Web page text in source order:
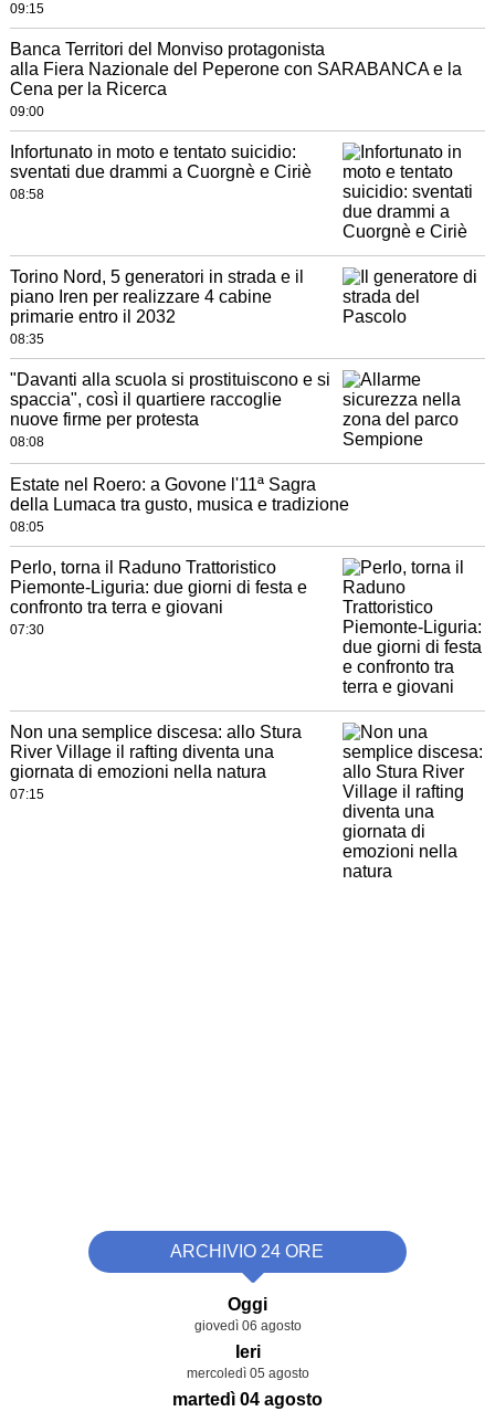
09:15
Banca Territori del Monviso protagonista
alla Fiera Nazionale del Peperone con SARABANCA e la
Cena per la Ricerca
09:00
Infortunato in moto e tentato suicidio:
sventati due drammi a Cuorgnè e Ciriè
08:58
Torino Nord, 5 generatori in strada e il
piano Iren per realizzare 4 cabine
primarie entro il 2032
08:35
"Davanti alla scuola si prostituiscono e si
spaccia", così il quartiere raccoglie
nuove firme per protesta
08:08
Estate nel Roero: a Govone l'11ª Sagra
della Lumaca tra gusto, musica e tradizione
08:05
Perlo, torna il Raduno Trattoristico
Piemonte-Liguria: due giorni di festa e
confronto tra terra e giovani
07:30
Non una semplice discesa: allo Stura
River Village il rafting diventa una
giornata di emozioni nella natura
07:15
ARCHIVIO 24 ORE
Oggi
giovedì 06 agosto
Ieri
mercoledì 05 agosto
martedì 04 agosto